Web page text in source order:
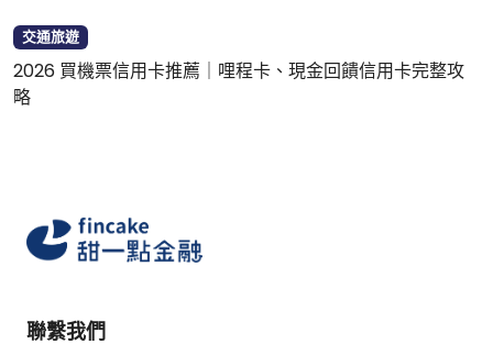
交通旅遊
2026 買機票信用卡推薦｜哩程卡、現金回饋信用卡完整攻
略
聯繫我們